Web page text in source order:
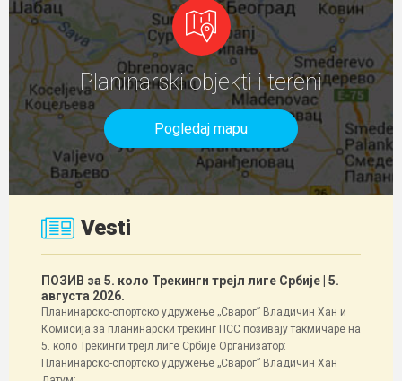
Planinarski objekti i tereni
Pogledaj mapu
Vesti
ПОЗИВ за 5. коло Трекинги трејл лиге Србије | 5.
августа 2026.
Планинарско-спортско удружење „Сварог” Владичин Хан и
Комисија за планинарски трекинг ПСС позивају такмичаре на
5. коло Трекинги трејл лиге Србије Организатор:
Планинарско-спортско удружење „Сварог” Владичин Хан